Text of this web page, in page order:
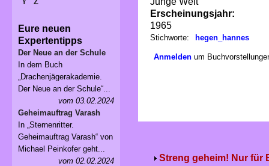
Erscheinungsjahr:
1965
Stichworte: hegen_hannes
Anmelden um
Streng geheim! Nur für
Eure neuen
Expertentipps
Der Neue an der Schule
In dem Buch
„Drachenjägerakademie.
Der Neue an der Schule“...
vom 03.02.2024
Geheimauftrag Varash
In „Sternenritter.
Geheimauftrag Varash“ von
Michael Peinkofer geht...
vom 02.02.2024